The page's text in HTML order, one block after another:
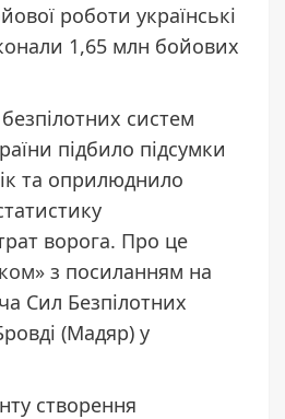
роботи українські
1,65 млн бойових
систем
підбило підсумки
та оприлюднило
ворога. Про це
з посиланням на
Сил Безпілотних
(Мадяр) у
створення